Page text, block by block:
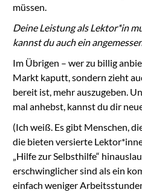
müssen.
Deine Leistung als Lektor*in
kannst du auch ein
Im Übrigen – wer zu billig
Markt kaputt, sondern zieht
bereit ist, mehr auszugeben.
mal anhebst, kannst du dir
(Ich weiß. Es gibt Menschen,
die bieten versierte
„Hilfe zur Selbsthilfe“
erschwinglicher sind als ein
einfach weniger